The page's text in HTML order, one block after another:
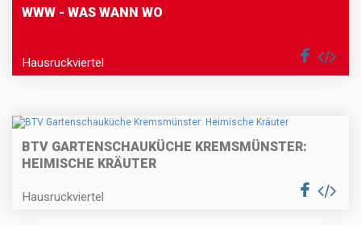
WWW - WAS WANN WO
Hausruckviertel
BTV GARTENSCHAUKÜCHE KREMSMÜNSTER:
HEIMISCHE KRÄUTER
Hausruckviertel